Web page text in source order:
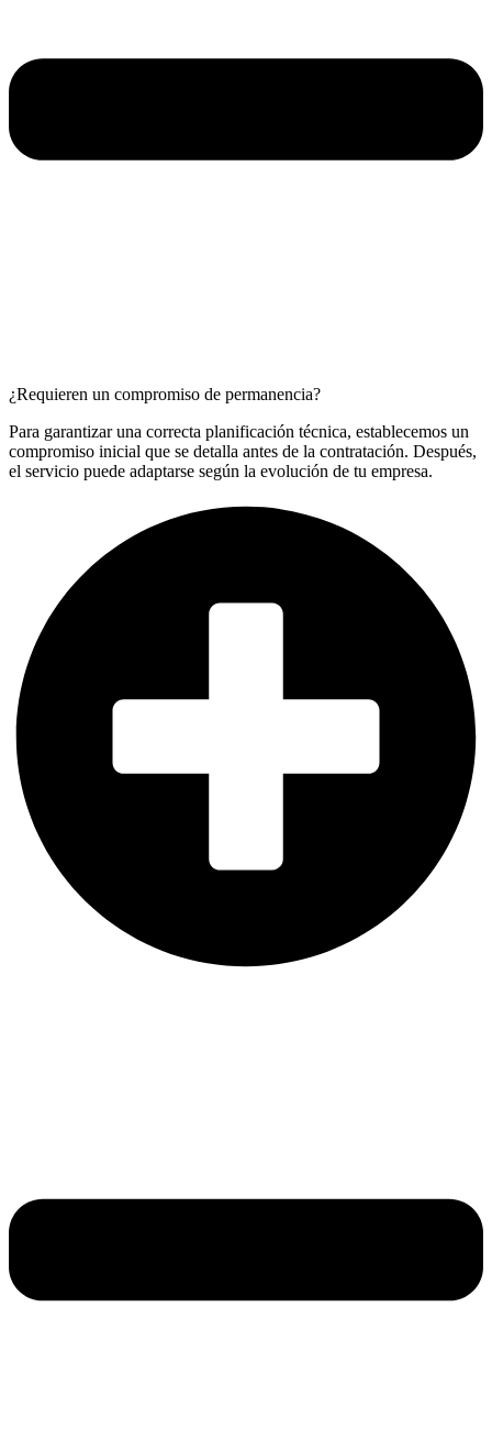
¿Requieren un compromiso de permanencia?
Para garantizar una correcta planificación técnica, establecemos un
compromiso inicial que se detalla antes de la contratación. Después,
el servicio puede adaptarse según la evolución de tu empresa.